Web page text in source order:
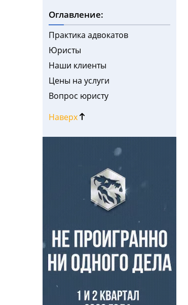
Оглавление:
Практика адвокатов
Юристы
Наши клиенты
Цены на услуги
Вопрос юристу
Наверх